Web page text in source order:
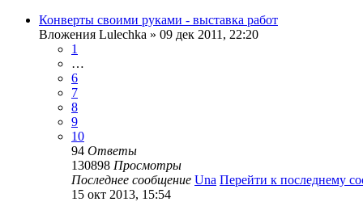
Конверты своими руками - выставка работ
Вложения Lulechka » 09 дек 2011, 22:20
1
…
6
7
8
9
10
94 Ответы
130898 Просмотры
Последнее сообщение Una Перейти к последнему
15 окт 2013, 15:54